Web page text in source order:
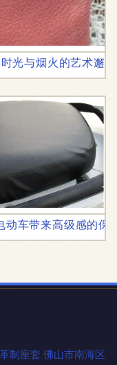
光与烟火的艺术邂逅
车带来高级感的保
制座套 佛山市南海区